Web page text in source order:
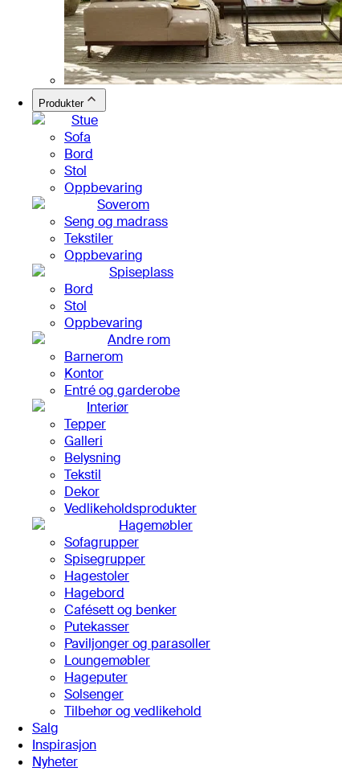
Produkter
Stue
Sofa
Bord
Stol
Oppbevaring
Soverom
Seng og madrass
Tekstiler
Oppbevaring
Spiseplass
Bord
Stol
Oppbevaring
Andre rom
Barnerom
Kontor
Entré og garderobe
Interiør
Tepper
Galleri
Belysning
Tekstil
Dekor
Vedlikeholdsprodukter
Hagemøbler
Sofagrupper
Spisegrupper
Hagestoler
Hagebord
Cafésett og benker
Putekasser
Paviljonger og parasoller
Loungemøbler
Hageputer
Solsenger
Tilbehør og vedlikehold
Salg
Inspirasjon
Nyheter